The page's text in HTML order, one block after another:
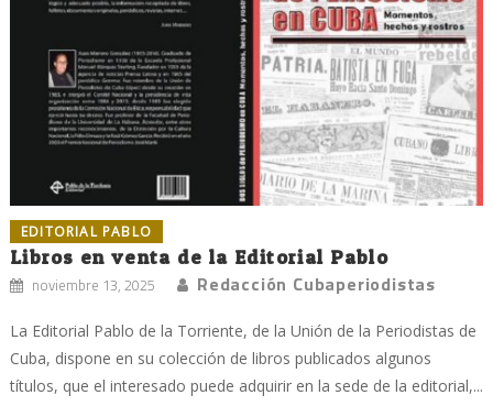
EDITORIAL PABLO
Libros en venta de la Editorial Pablo
noviembre 13, 2025 Redacción Cubaperiodistas
La Editorial Pablo de la Torriente, de la Unión de la Periodistas de
Cuba, dispone en su colección de libros publicados algunos
títulos, que el interesado puede adquirir en la sede de la editorial,...